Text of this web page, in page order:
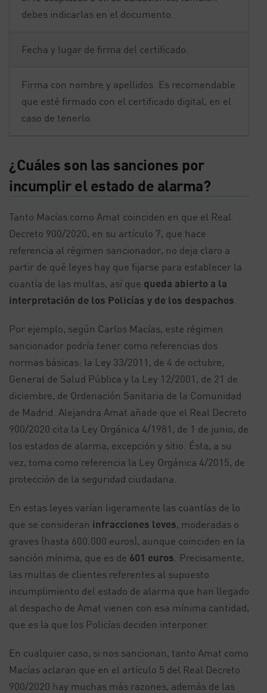
debes indicarlas en el documento.
Fecha y lugar de firma del certificado.
Firma con nombre y apellidos. Es recomendable
que esté firmado con el certificado digital, en el
caso de tenerlo.
¿Cuáles son las sanciones por
incumplir el estado de alarma?
Tanto Macías como Amat coinciden en que el Real
Decreto 900/2020, en su artículo 7, que hace
referencia al régimen sancionador, no deja claro a
partir de qué leyes hay que fijarse para establecer la
cuantía de las multas, así que queda abierto a la
interpretación de los Policías y de los despachos
Por ejemplo, según Carlos Macías, este régimen
sancionador podría tener como referencias dos
normas básicas: la Ley 33/2011, de 4 de octubre,
General de Salud Pública y la Ley 12/2001, de 21 de
diciembre, de Ordenación Sanitaria de la Comunidad
de Madrid. Alejandra Amat añade que el Real Decreto
900/2020 cita la Ley Orgánica 4/1981, de 1 de junio, de
los estados de alarma, excepción y sitio. Ésta, a su
vez, toma como referencia la Ley Orgánica 4/2015, de
protección de la seguridad ciudadana.
En estas leyes varían ligeramente las cuantías de lo
que se consideran infracciones leves, moderadas o
graves (hasta 600.000 euros), aunque coinciden en la
sanción mínima, que es de 601 euros . Precisamente,
las multas de clientes referentes al supuesto
incumplimiento del estado de alarma que han llegado
al despacho de Amat vienen con esa mínima cantidad,
que es la que los Policías deciden interponer.
En cualquier caso, si nos sancionan, tanto Amat como
Macías aclaran que en el artículo 5 del Real Decreto
900/2020 hay muchas más razones, además de las